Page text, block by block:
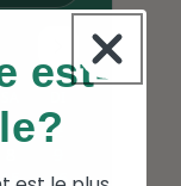
est-